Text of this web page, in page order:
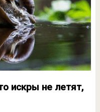
искры не летят,